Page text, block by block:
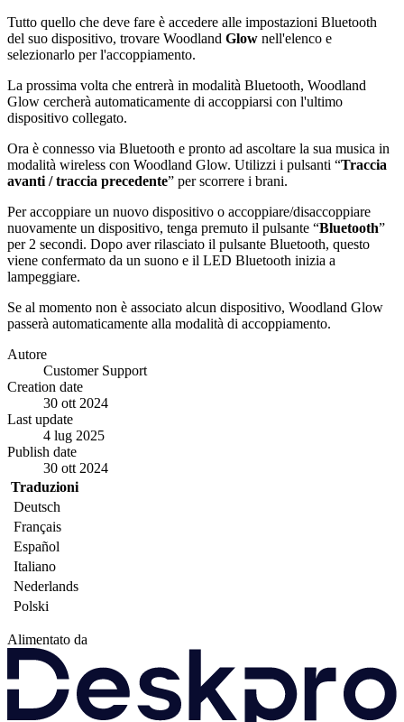
Tutto quello che deve fare è accedere alle impostazioni Bluetooth
del suo dispositivo, trovare Woodland Glow nell'elenco e
selezionarlo per l'accoppiamento.
La prossima volta che entrerà in modalità Bluetooth, Woodland
Glow cercherà automaticamente di accoppiarsi con l'ultimo
dispositivo collegato.
Ora è connesso via Bluetooth e pronto ad ascoltare la sua musica in
modalità wireless con Woodland Glow. Utilizzi i pulsanti “Traccia
avanti / traccia precedente” per scorrere i brani.
Per accoppiare un nuovo dispositivo o accoppiare/disaccoppiare
nuovamente un dispositivo, tenga premuto il pulsante “Bluetooth”
per 2 secondi. Dopo aver rilasciato il pulsante Bluetooth, questo
viene confermato da un suono e il LED Bluetooth inizia a
lampeggiare.
Se al momento non è associato alcun dispositivo, Woodland Glow
passerà automaticamente alla modalità di accoppiamento.
Autore
Customer Support
Creation date
30 ott 2024
Last update
4 lug 2025
Publish date
30 ott 2024
Traduzioni
Deutsch
Français
Español
Italiano
Nederlands
Polski
Alimentato da